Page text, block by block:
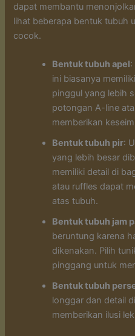
dapat membantu
lihat beberapa bentuk tubuh
cocok.
Bentuk tubuh apel:
ini biasanya
pinggul yang lebih
potongan A-line
memberikan
Bentuk tubuh pir:
yang lebih besar
memiliki detail di
atau ruffles dapat
atas tubuh.
Bentuk tubuh jam
beruntung karena
dikenakan. Pilih
pinggang untuk
Bentuk tubuh
longgar dan detail
memberikan ilusi